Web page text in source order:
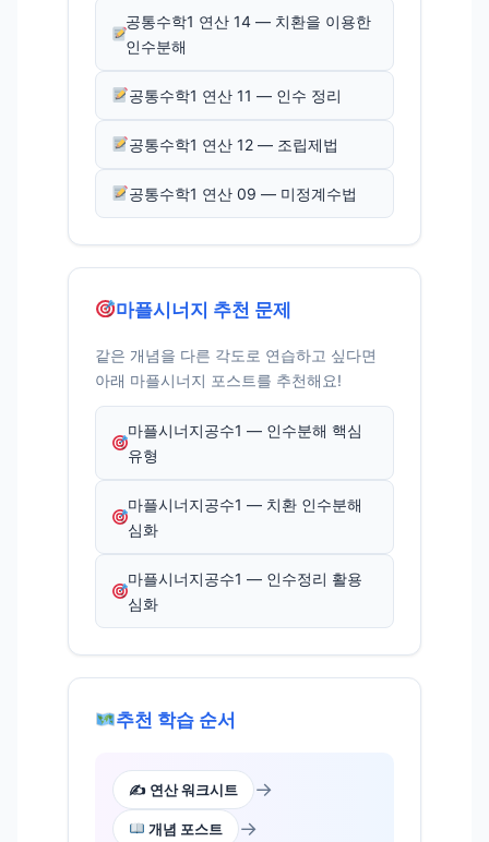
공통수학1 연산 14 — 치환을 이용한
인수분해
공통수학1 연산 11 — 인수 정리
공통수학1 연산 12 — 조립제법
공통수학1 연산 09 — 미정계수법
마플시너지 추천 문제
같은 개념을 다른 각도로 연습하고 싶다면
아래 마플시너지 포스트를 추천해요!
마플시너지공수1 — 인수분해 핵심
유형
마플시너지공수1 — 치환 인수분해
심화
마플시너지공수1 — 인수정리 활용
심화
추천 학습 순서
✍️ 연산 워크시트 →
개념 포스트 →